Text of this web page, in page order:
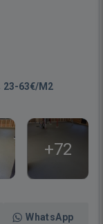
23-63€/M2
+72
WhatsApp